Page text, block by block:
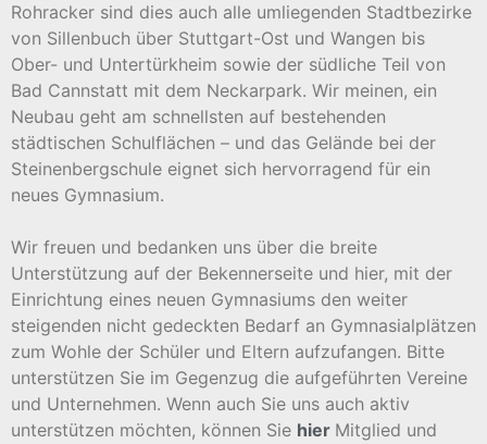
Rohracker sind dies auch alle umliegenden Stadtbezirke
von Sillenbuch über Stuttgart-Ost und Wangen bis
Ober- und Untertürkheim sowie der südliche Teil von
Bad Cannstatt mit dem Neckarpark. Wir meinen, ein
Neubau geht am schnellsten auf bestehenden
städtischen Schulflächen – und das Gelände bei der
Steinenbergschule eignet sich hervorragend für ein
neues Gymnasium.
Wir freuen und bedanken uns über die breite
Unterstützung auf der Bekennerseite und hier, mit der
Einrichtung eines neuen Gymnasiums den weiter
steigenden nicht gedeckten Bedarf an Gymnasialplätzen
zum Wohle der Schüler und Eltern aufzufangen. Bitte
unterstützen Sie im Gegenzug die aufgeführten Vereine
und Unternehmen. Wenn auch Sie uns auch aktiv
unterstützen möchten, können Sie hier Mitglied und